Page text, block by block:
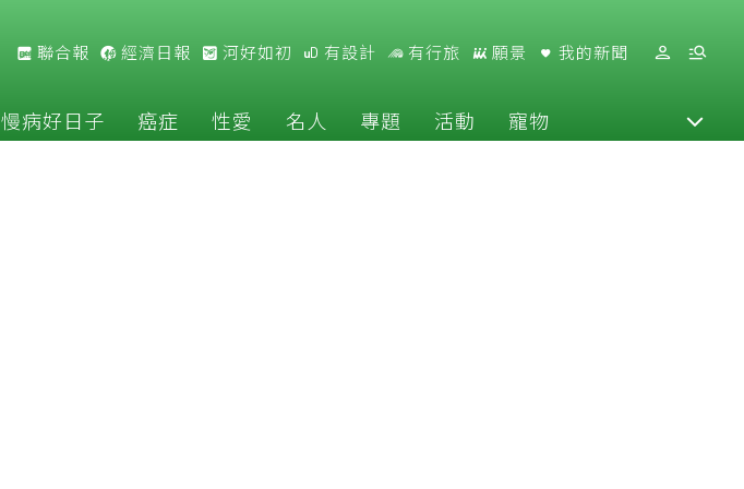
聯合報 經濟日報 河好如初 有設計 有行旅 願景 我的新聞
慢病好日子 癌症 性愛 名人 專題 活動 寵物